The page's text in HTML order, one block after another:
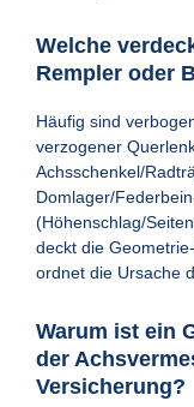
Welche
Rempler oder
Häufig sind
verzogener
Achsschenkel/
Domlager/
(Höhenschlag/
deckt die
ordnet die Ursache
Warum ist ein
der
Versicherung?